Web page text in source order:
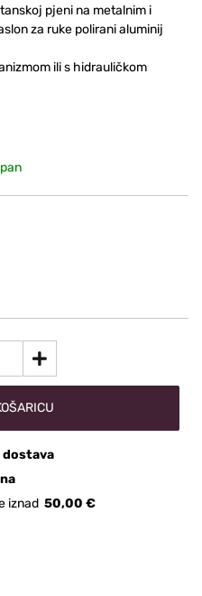
pjeni na metalnim i
za ruke polirani aluminij
ili s hidrauličkom
dostava
iznad 50,00 €